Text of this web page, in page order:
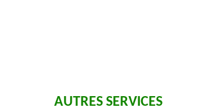
AUTRES SERVICES